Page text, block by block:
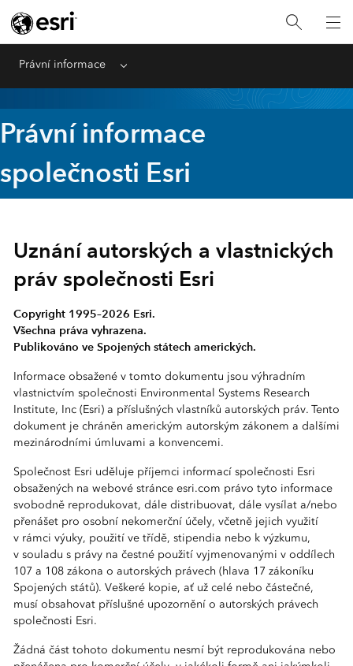
Právní informace Menu
Právní informace
společnosti Esri
Uznání autorských a vlastnických
práv společnosti Esri
Copyright 1995–2026 Esri.
Všechna práva vyhrazena.
Publikováno ve Spojených státech amerických.
Informace obsažené v tomto dokumentu jsou výhradním
vlastnictvím společnosti Environmental Systems Research
Institute, Inc (Esri) a příslušných vlastníků autorských práv. Tento
dokument je chráněn americkým autorským zákonem a dalšími
mezinárodními úmluvami a konvencemi.
Společnost Esri uděluje příjemci informací společnosti Esri
obsažených na webové stránce esri.com právo tyto informace
svobodně reprodukovat, dále distribuovat, dále vysílat a/nebo
přenášet pro osobní nekomerční účely, včetně jejich využití
v rámci výuky, použití ve třídě, stipendia nebo k výzkumu,
v souladu s právy na čestné použití vyjmenovanými v oddílech
107 a 108 zákona o autorských právech (hlava 17 zákoníku
Spojených států). Veškeré kopie, ať už celé nebo částečné,
musí obsahovat příslušné upozornění o autorských právech
společnosti Esri.
Žádná část tohoto dokumentu nesmí být reprodukována nebo